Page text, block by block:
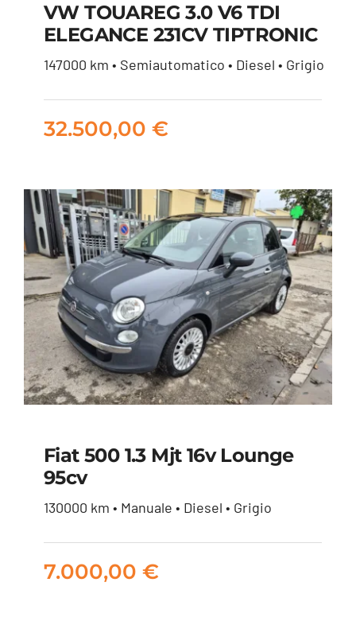
VW TOUAREG 3.0 V6
TDI ELEGANCE 231CV
TIPTRONIC
32.500,00
VW TOUAREG 3.0 V6 TDI
ELEGANCE 231CV TIPTRONIC
147000 km • Semiautomatico • Diesel • Grigio
32.500,00 €
Fiat 500 1.3 mjt 16v
7.000,00
Fiat 500 1.3 Mjt 16v Lounge
95cv
130000 km • Manuale • Diesel • Grigio
7.000,00 €